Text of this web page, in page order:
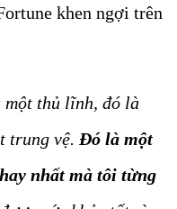
khen ngợi trên
một thủ lĩnh, đó là
trung vệ. Đó là một
nhất mà tôi từng